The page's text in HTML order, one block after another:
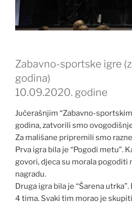
Zabavno-sportske igre
godina)
10.09.2020. godine
Jučerašnjim “Zabavno-
godina, zatvorili smo
Za mališane pripremili smo
Prva igra bila je “Pogodi metu”.
govori, djeca su morala pogoditi
nagradu.
Druga igra bila je “Šarena
4 tima. Svaki tim morao je